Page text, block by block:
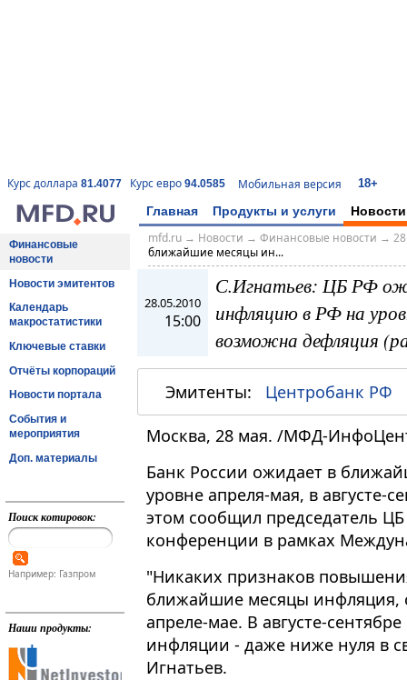
Курс доллара 81.4077 Курс евро 94.0585 Мобильная версия 18+
Главная Продукты и услуги Новости
Финансовые
новости
Новости эмитентов
Календарь
макростатистики
Ключевые ставки
Отчёты корпораций
Новости портала
События и
мероприятия
Доп. материалы
Поиск котировок:
Например: Газпром
Наши продукты:
mfd.ru→ Новости → Финансовые новости →
ближайшие месяцы ин...
28.05.2010
15:00
С.Игнатьев: ЦБ РФ
инфляцию в РФ на
возможна дефляция
Эмитенты: Центробанк РФ
Москва, 28 мая. /МФД-
Банк России ожидает в
уровне апреля-мая, в августе-
этом сообщил председатель
конференции в рамках
"Никаких признаков
ближайшие месяцы инфляция,
апреле-мае. В августе-
инфляции - даже ниже нуля в
Игнатьев.